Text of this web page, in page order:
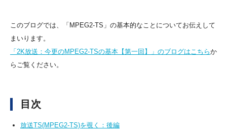
このブログでは、「MPEG2-TS」の基本的なことについてお伝えして
まいります。
「2K放送：今更のMPEG2-TSの基本【第一回】」のブログはこちらか
らご覧ください。
目次
放送TS(MPEG2-TS)を覗く：後編